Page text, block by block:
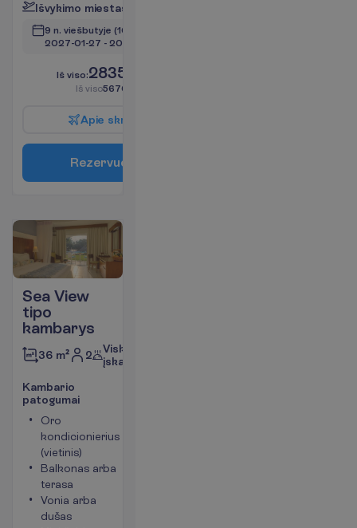
Išvykimo miestas
9 n. viešbutyje (10 n. iš viso)
2027-01-27 - 2027-02-06
Iš viso:2835.00
Iš viso5670.00
Apie skr
Rezervuo
Sea View
tipo
kambarys
36 m² 2
Viskas
įskaičiuota
Kambario
patogumai
Oro
kondicionierius
(vietinis)
Balkonas arba
terasa
Vonia arba
dušas